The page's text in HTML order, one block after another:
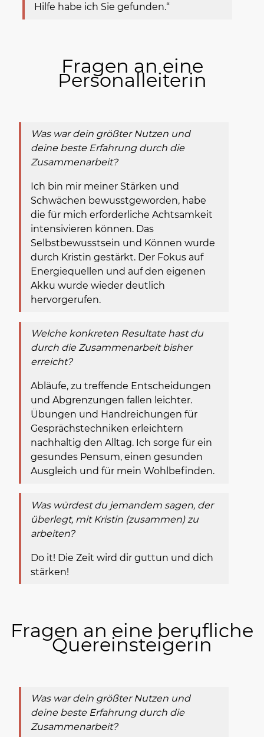
Hilfe habe ich Sie gefunden.“
Fragen an eine
Personalleiterin
Was war dein größter Nutzen und
deine beste Erfahrung durch die
Zusammenarbeit?
Ich bin mir meiner Stärken und
Schwächen bewusstgeworden, habe
die für mich erforderliche Achtsamkeit
intensivieren können. Das
Selbstbewusstsein und Können wurde
durch Kristin gestärkt. Der Fokus auf
Energiequellen und auf den eigenen
Akku wurde wieder deutlich
hervorgerufen.
Welche konkreten Resultate hast du
durch die Zusammenarbeit bisher
erreicht?
Abläufe, zu treffende Entscheidungen
und Abgrenzungen fallen leichter.
Übungen und Handreichungen für
Gesprächstechniken erleichtern
nachhaltig den Alltag. Ich sorge für ein
gesundes Pensum, einen gesunden
Ausgleich und für mein Wohlbefinden.
Was würdest du jemandem sagen, der
überlegt, mit Kristin (zusammen) zu
arbeiten?
Do it! Die Zeit wird dir guttun und dich
stärken!
Fragen an eine berufliche
Quereinsteigerin
Was war dein größter Nutzen und
deine beste Erfahrung durch die
Zusammenarbeit?